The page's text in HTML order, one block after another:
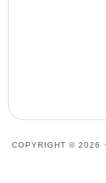
COPYRIGHT © 2026 ·